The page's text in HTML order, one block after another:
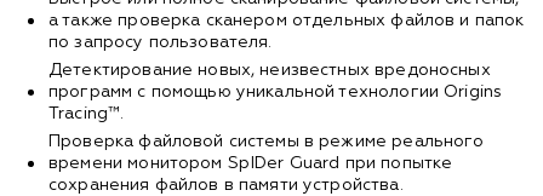
а также проверка сканером отдельных файлов и папок
по запросу пользователя.
Детектирование новых, неизвестных вредоносных
программ с помощью уникальной технологии Origins
Tracing™.
Проверка файловой системы в режиме реального
времени монитором SpIDer Guard при попытке
сохранения файлов в памяти устройства.